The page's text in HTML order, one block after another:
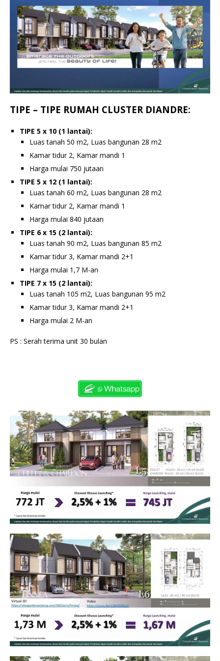
TIPE – TIPE RUMAH CLUSTER DIANDRE:
TIPE 5 x 10 (1 lantai):
Luas tanah 50 m2, Luas bangunan 28 m2
Kamar tidur 2, Kamar mandi 1
Harga mulai 750 jutaan
TIPE 5 x 12 (1 lantai):
Luas tanah 60 m2, Luas bangunan 28 m2
Kamar tidur 2, Kamar mandi 1
Harga mulai 840 jutaan
TIPE 6 x 15 (2 lantai):
Luas tanah 90 m2, Luas bangunan 85 m2
Kamar tidur 3, Kamar mandi 2+1
Harga mulai 1,7 M-an
TIPE 7 x 15 (2 lantai):
Luas tanah 105 m2, Luas bangunan 95 m2
Kamar tidur 3, Kamar mandi 2+1
Harga mulai 2 M-an
PS : Serah terima unit 30 bulan